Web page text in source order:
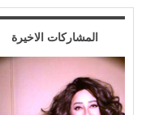
المشاركات الاخيرة